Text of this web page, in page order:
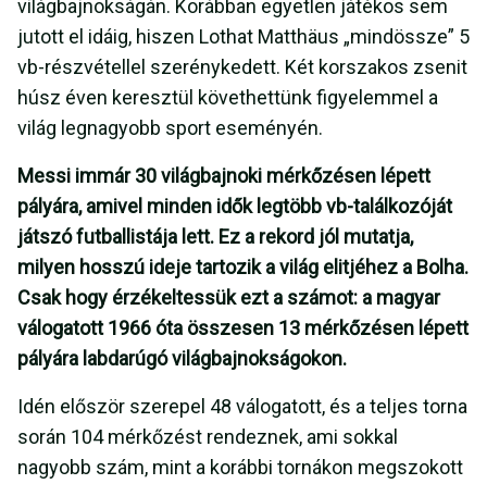
világbajnokságán. Korábban egyetlen játékos sem
jutott el idáig, hiszen Lothat Matthäus „mindössze” 5
vb-részvétellel szerénykedett. Két korszakos zsenit
húsz éven keresztül követhettünk figyelemmel a
világ legnagyobb sport eseményén.
Messi immár 30 világbajnoki mérkőzésen lépett
pályára, amivel minden idők legtöbb vb-találkozóját
játszó futballistája lett. Ez a rekord jól mutatja,
milyen hosszú ideje tartozik a világ elitjéhez a Bolha.
Csak hogy érzékeltessük ezt a számot: a magyar
válogatott 1966 óta összesen 13 mérkőzésen lépett
pályára labdarúgó világbajnokságokon.
Idén először szerepel 48 válogatott, és a teljes torna
során 104 mérkőzést rendeznek, ami sokkal
nagyobb szám, mint a korábbi tornákon megszokott